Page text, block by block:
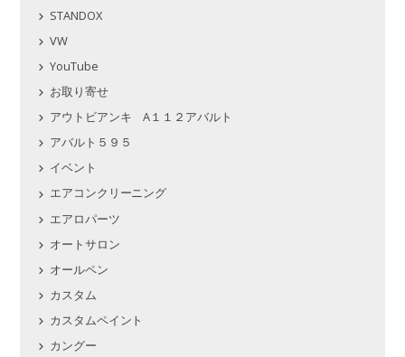
STANDOX
VW
YouTube
お取り寄せ
アウトビアンキ A１１２アバルト
アバルト５９５
イベント
エアコンクリーニング
エアロパーツ
オートサロン
オールペン
カスタム
カスタムペイント
カングー